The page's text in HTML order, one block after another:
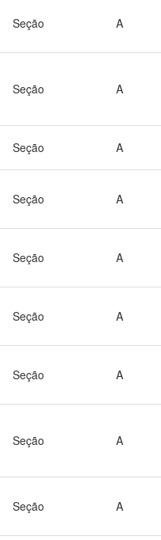
Seção A
Seção A
Seção A
Seção A
Seção A
Seção A
Seção A
Seção A
Seção A